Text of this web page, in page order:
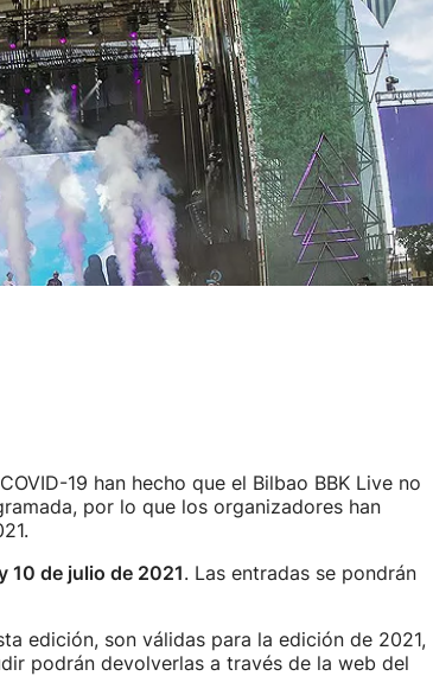
19 han hecho que el Bilbao BBK Live no
por lo que los organizadores han
10 de julio de 2021. Las entradas se pondrán
edición, son válidas para la edición de 2021,
podrán devolverlas a través de la web del